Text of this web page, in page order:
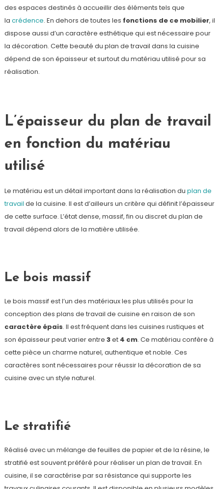
des espaces destinés à accueillir des éléments tels que
la crédence. En dehors de toutes les fonctions de ce mobilier, il
dispose aussi d’un caractère esthétique qui est nécessaire pour
la décoration. Cette beauté du plan de travail dans la cuisine
dépend de son épaisseur et surtout du matériau utilisé pour sa
réalisation.
L’épaisseur du plan de travail
en fonction du matériau
utilisé
Le matériau est un détail important dans la réalisation du plan de
travail de la cuisine. Il est d’ailleurs un critère qui définit l’épaisseur
de cette surface. L’état dense, massif, fin ou discret du plan de
travail dépend alors de la matière utilisée.
Le bois massif
Le bois massif est l’un des matériaux les plus utilisés pour la
conception des plans de travail de cuisine en raison de son
caractère épais. Il est fréquent dans les cuisines rustiques et
son épaisseur peut varier entre 3et 4 cm. Ce matériau confère à
cette pièce un charme naturel, authentique et noble. Ces
caractères sont nécessaires pour réussir la décoration de sa
cuisine avec un style naturel.
Le stratifié
Réalisé avec un mélange de feuilles de papier et de la résine, le
stratifié est souvent préféré pour réaliser un plan de travail. En
cuisine, il se caractérise par sa résistance qui supporte les